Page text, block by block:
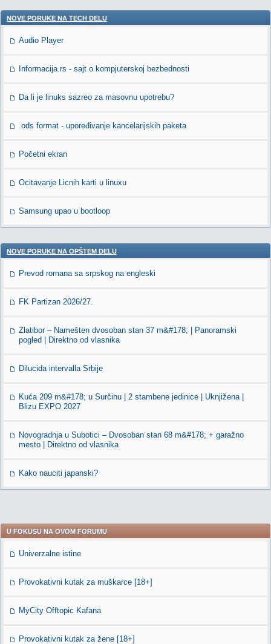
NOVE PORUKE NA TECH DELU
Audio Player
Informacija.rs - sajt o kompjuterskoj bezbednosti
Da li je linuks sazreo za masovnu upotrebu?
.ods format - upoređivanje kancelarijskih paketa
Početni ekran
Ocitavanje Licnih karti u linuxu
Samsung upao u bootloop
NOVE PORUKE NA OPŠTEM DELU
Prevod romana sa srpskog na engleski
FK Partizan 2026/27.
Zlatibor – Namešten dvosoban stan 37 m&#178; | Panoramski
pogled | Direktno od vlasnika
Dilucida intervalla Srbije
Kuća 209 m&#178; u Surčinu | 2 stambene jedinice | Uknjižena |
Blizu EXPO 2027
Novogradnja u Subotici – Dvosoban stan 68 m&#178; + garažno
mesto | Direktno od vlasnika
Kako nauciti japanski?
U FOKUSU NA OVOM FORUMU
Univerzalne istine
Provokativni kutak za muškarce [18+]
MyCity Offtopic Kafana
Provokativni kutak za žene [18+]